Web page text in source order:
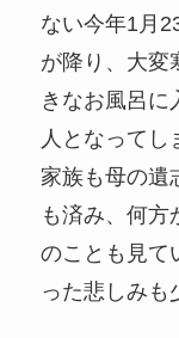
ない今年1月
が降り、大変
きなお風呂に
人となってし
家族も母の遺
も済み、何方
のことも見て
った悲しみも